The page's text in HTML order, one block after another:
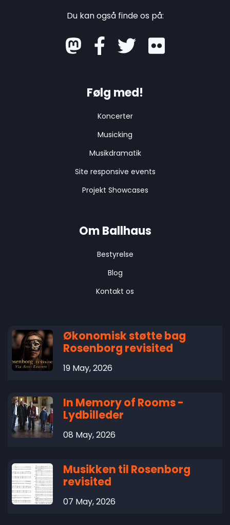
Du kan også finde os på:
mastodon
Følg med!
Koncerter
Musicking
Musikdramatik
Site responsive events
Projekt Showcases
Om Ballhaus
Bestyrelse
Blog
Kontakt os
Økonomisk støtte bag
Rosenborg revisited
19 May, 2026
In Memory of Rooms -
Lydbilleder
08 May, 2026
Musikken til Rosenborg
revisited
07 May, 2026